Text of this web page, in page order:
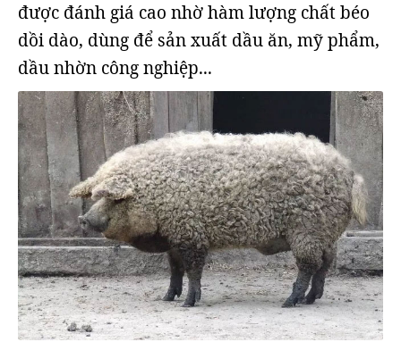
được đánh giá cao nhờ hàm lượng chất béo
dồi dào, dùng để sản xuất dầu ăn, mỹ phẩm,
dầu nhờn công nghiệp...